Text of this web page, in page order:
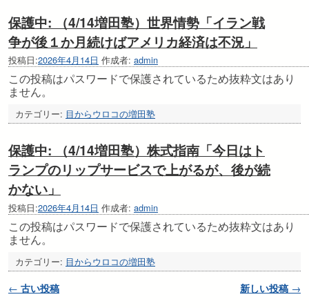
保護中: （4/14増田塾）世界情勢「イラン戦
争が後１か月続けばアメリカ経済は不況」
投稿日:2026年4月14日 作成者: admin
この投稿はパスワードで保護されているため抜粋文はあり
ません。
カテゴリー: 目からウロコの増田塾
保護中: （4/14増田塾）株式指南「今日はト
ランプのリップサービスで上がるが、後が続
かない」
投稿日:2026年4月14日 作成者: admin
この投稿はパスワードで保護されているため抜粋文はあり
ません。
カテゴリー: 目からウロコの増田塾
投稿ナビゲーション
← 古い投稿 新しい投稿 →